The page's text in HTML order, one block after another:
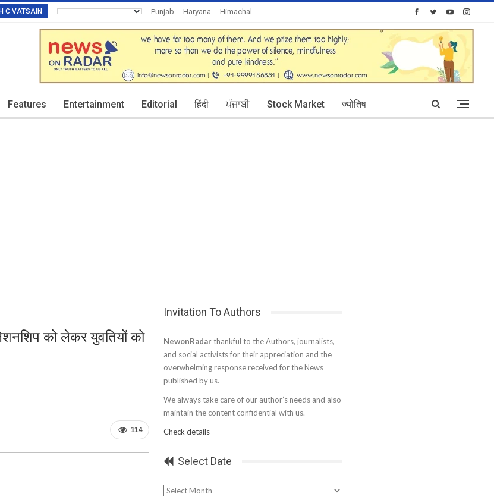
C VATSAIN Punjab Haryana
Himachal
Invitation To Authors
Today's Posts: 0
Features Entertainment Editorial हिंदी ਪੰਜਾਬੀ Stock Market ज्योतिष
को लेकर युवतियों को
114
Invitation To Authors
NewonRadar thankful to the Authors, journalists,
and social activists for their appreciation and the
overwhelming response received for the News
published by us.
We always take care of our author’s needs and also
maintain the content confidential with us.
Check details
Select Date
Select